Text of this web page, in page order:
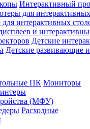
Интерактивный
для
интерактивных
и
Детские
Детские развивающие
ПК Мониторы
(МФУ)
Расходные